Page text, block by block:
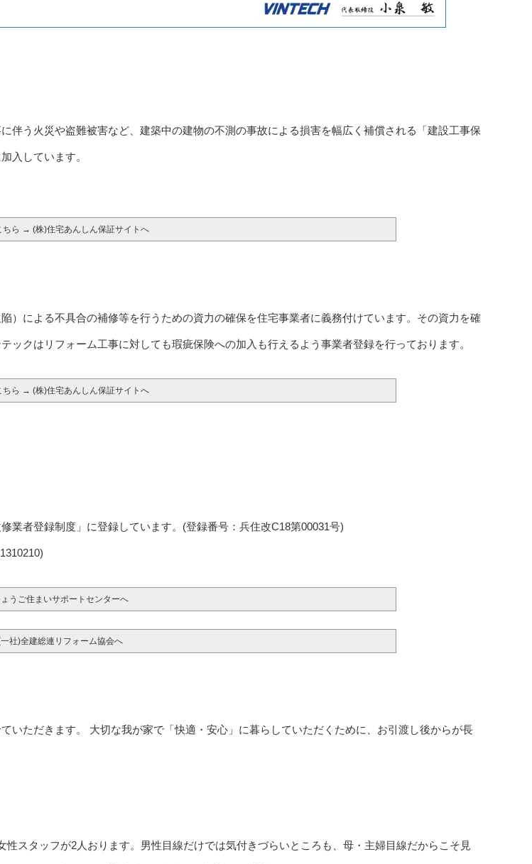
伴う火災や盗難被害など、建築中の建物の不測の事故による損害を幅広く補償される「建設工事保
入しています。
ちら → (株)住宅あんしん保証サイトへ
）による不具合の補修等を行うための資力の確保を住宅事業者に義務付けています。その資力を確
クはリフォーム工事に対しても瑕疵保険への加入も行えるよう事業者登録を行っております。
ちら → (株)住宅あんしん保証サイトへ
業者登録制度」に登録しています。(登録番号：兵住改C18第00031号)
うご住まいサポートセンターへ
社)全建総連リフォーム協会へ
いただきます。 大切な我が家で「快適・安心」に暮らしていただくために、お引渡し後からが長
スタッフが2人おります。男性目線だけでは気付きづらいところも、母・主婦目線だからこそ見